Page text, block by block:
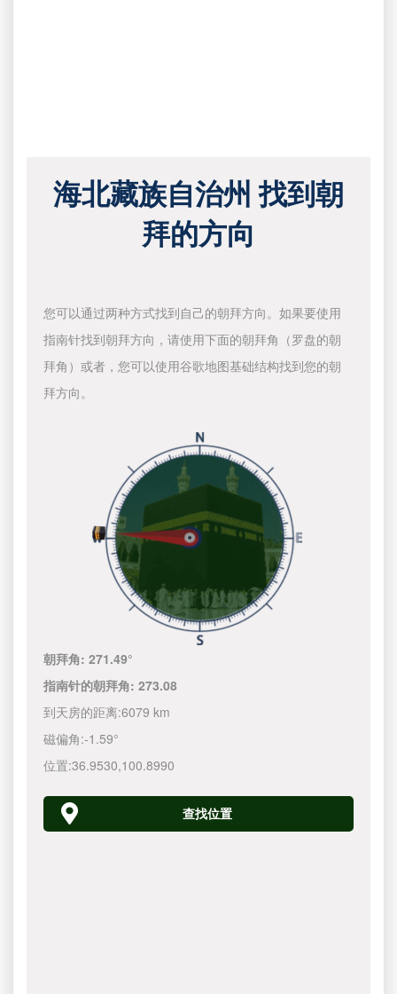
海北藏族自治州 找到朝
拜的方向
您可以通过两种方式找到自己的朝拜方向。如果要使用
指南针找到朝拜方向，请使用下面的朝拜角（罗盘的朝
拜角）或者，您可以使用谷歌地图基础结构找到您的朝
拜方向。
朝拜角:271.49°
指南针的朝拜角:273.08
到天房的距离:6079 km
磁偏角:-1.59°
位置:36.9530,100.8990
查找位置